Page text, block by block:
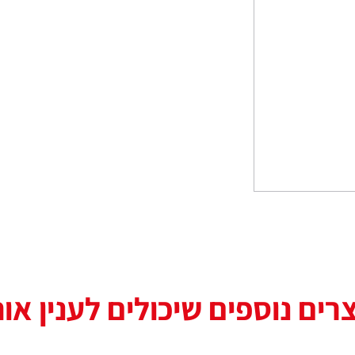
נוספים שיכולים לענין